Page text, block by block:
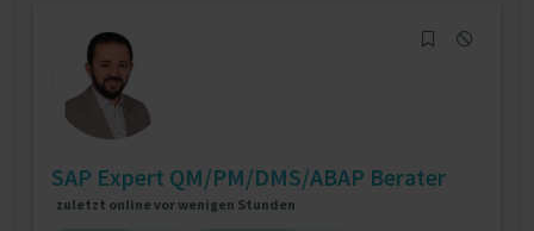
SAP Expert QM/PM/DMS/ABAP Berater
zuletzt online vor wenigen Stunden